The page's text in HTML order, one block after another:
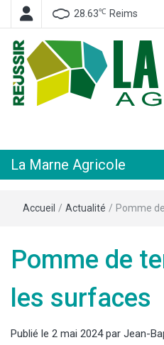
28.63℃ Reims
La Marne Agricole
Accueil / Actualité / Pomme
Pomme de
les surfaces
Publié le 2 mai 2024par Jean-